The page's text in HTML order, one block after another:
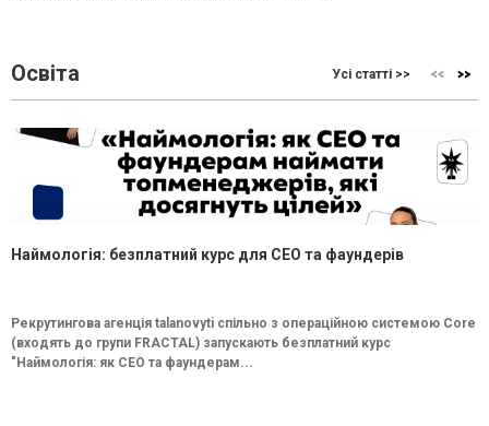
Освіта Усі статті >>
Наймологія: безплатний курс для CEO та фаундерів
Рекрутингова агенція talanovyti спільно з операційною системою Core
(входять до групи FRACTAL) запускають безплатний курс
"Наймологія: як СEO та фаундерам...